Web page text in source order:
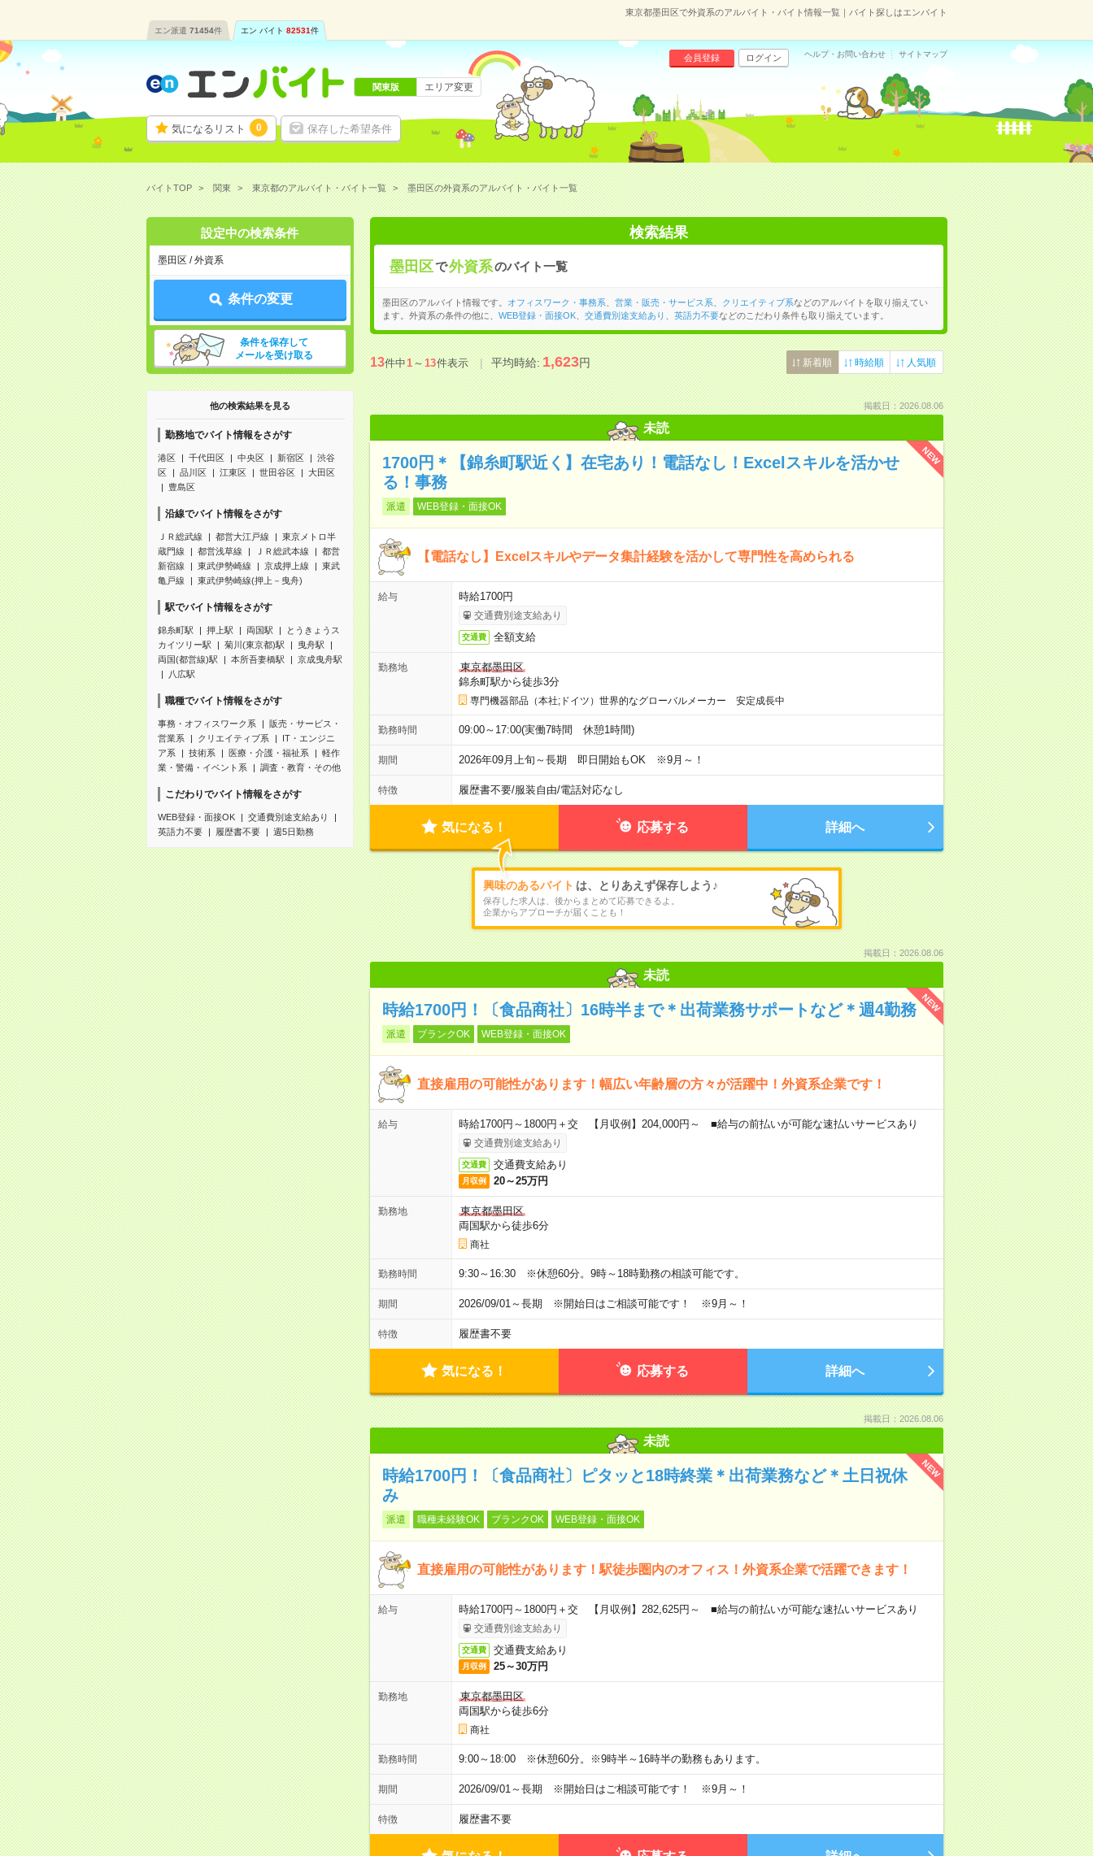
東京都墨田区で外資系のアルバイト・バイト情報一覧｜バイト探しはエンバイト
エン派遣 71454件 エン バイト 82531件
気になるリスト 0 保存した希望条件
会員登録 ログイン ヘルプ・お問い合わせ サイトマップ
関東版 エリア変更
バイトTOP 関東 東京都のアルバイト・バイト一覧 墨田区の外資系のアルバイト・バイト一覧
設定中の検索条件
墨田区 / 外資系
条件の変更
条件を保存して
メールを受け取る
他の検索結果を見る
勤務地でバイト情報をさがす
港区 千代田区 中央区 新宿区
渋谷
区
品川区 江東区 世田谷区
大田区
豊島区
沿線でバイト情報をさがす
ＪＲ総武線 都営大江戸線
東京メトロ半
蔵門線
都営浅草線 ＪＲ総武本線
都営
新宿線
東武伊勢崎線 京成押上線
東武
亀戸線
東武伊勢崎線(押上－曳舟)
駅でバイト情報をさがす
錦糸町駅 押上駅 両国駅
とうきょうス
カイツリー駅
菊川(東京都)駅
曳舟駅
両国(都営線)駅
本所吾妻橋駅
京成曳舟駅
八広駅
職種でバイト情報をさがす
事務・オフィスワーク系
販売・サービス・
営業系
クリエイティブ系
IT・エンジニ
ア系
技術系 医療・介護・福祉系
軽作
業・警備・イベント系
調査・教育・その他
こだわりでバイト情報をさがす
WEB登録・面接OK
交通費別途支給あり
英語力不要
履歴書不要 週5日勤務
検索結果
墨田区で外資系のバイト一覧
墨田区のアルバイト情報です。 オフィスワーク・事務系 営業・販売・サービス系 クリエイティブ系などのアルバイトを取り揃えてい
ます。外資系の条件の他に、 WEB登録・面接OK、 交通費別途支給あり 英語力不要などのこだわり条件も取り揃えています。
13件中1～13件表示 平均時給:1,623円 新着順 時給順 人気順
掲載日：2026.08.06
未読
NEW
1700円＊【錦糸町駅近く】在宅あり！電話なし！Excelスキルを活かせ
る！事務
派遣 WEB登録・面接OK
【電話なし】Excelスキルやデータ集計経験を活かして専門性を高められる
給与 時給1700円
交通費別途支給あり
交通費 全額支給
勤務地
東京都墨田区
錦糸町駅から徒歩3分
専門機器部品（本社;ドイツ）世界的なグローバルメーカー 安定成長中
勤務時間 09:00～17:00(実働7時間 休憩1時間)
期間 2026年09月上旬～長期 即日開始もOK ※9月～！
特徴 履歴書不要/服装自由/電話対応なし
気になる！ 応募する 詳細へ
興味のあるバイト は、とりあえず保存しよう♪
保存した求人は、後からまとめて応募できるよ。
企業からアプローチが届くことも！
掲載日：2026.08.06
未読
NEW
時給1700円！〔食品商社〕16時半まで＊出荷業務サポートなど＊週4勤務
派遣 ブランクOK WEB登録・面接OK
直接雇用の可能性があります！幅広い年齢層の方々が活躍中！外資系企業です！
給与 時給1700円～1800円＋交 【月収例】204,000円～ ■給与の前払いが可能な速払いサービスあり
交通費別途支給あり
交通費 交通費支給あり
月収例 20～25万円
勤務地
東京都墨田区
両国駅から徒歩6分
商社
勤務時間 9:30～16:30 ※休憩60分。9時～18時勤務の相談可能です。
期間 2026/09/01～長期 ※開始日はご相談可能です！ ※9月～！
特徴 履歴書不要
気になる！ 応募する 詳細へ
掲載日：2026.08.06
未読
NEW
時給1700円！〔食品商社〕ピタッと18時終業＊出荷業務など＊土日祝休
み
派遣 職種未経験OK ブランクOK WEB登録・面接OK
直接雇用の可能性があります！駅徒歩圏内のオフィス！外資系企業で活躍できます！
給与 時給1700円～1800円＋交 【月収例】282,625円～ ■給与の前払いが可能な速払いサービスあり
交通費別途支給あり
交通費 交通費支給あり
月収例 25～30万円
勤務地
東京都墨田区
両国駅から徒歩6分
商社
勤務時間 9:00～18:00 ※休憩60分。※9時半～16時半の勤務もあります。
期間 2026/09/01～長期 ※開始日はご相談可能です！ ※9月～！
特徴 履歴書不要